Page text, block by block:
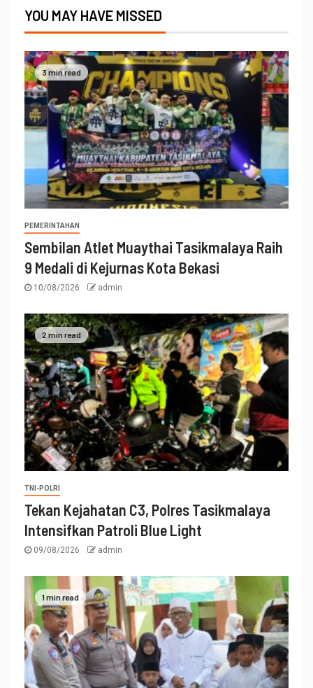
YOU MAY HAVE MISSED
3 min read
PEMERINTAHAN
Sembilan Atlet Muaythai Tasikmalaya Raih
9 Medali di Kejurnas Kota Bekasi
10/08/2026 admin
2 min read
TNI-POLRI
Tekan Kejahatan C3, Polres Tasikmalaya
Intensifkan Patroli Blue Light
09/08/2026 admin
1 min read